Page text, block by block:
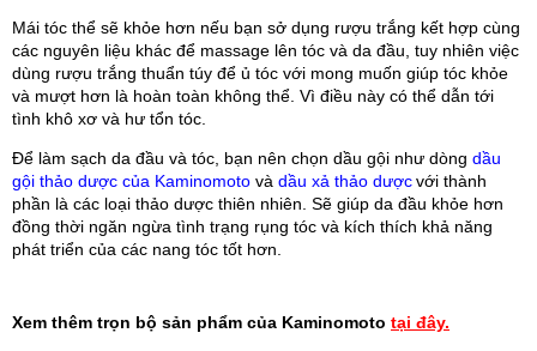
Mái tóc thể sẽ khỏe hơn nếu bạn sở dụng rượu trắng kết hợp cùng
các nguyên liệu khác để massage lên tóc và da đầu, tuy nhiên việc
dùng rượu trắng thuẩn túy để ủ tóc với mong muốn giúp tóc khỏe
và mượt hơn là hoàn toàn không thể. Vì điều này có thể dẫn tới
tình khô xơ và hư tổn tóc.
Để làm sạch da đầu và tóc, bạn nên chọn dầu gội như dòng dầu
gội thảo dược của Kaminomoto và dầu xả thảo dượcvới thành
phần là các loại thảo dược thiên nhiên. Sẽ giúp da đầu khỏe hơn
đồng thời ngăn ngừa tình trạng rụng tóc và kích thích khả năng
phát triển của các nang tóc tốt hơn.
Xem thêm trọn bộ sản phẩm của Kaminomoto tại đây.